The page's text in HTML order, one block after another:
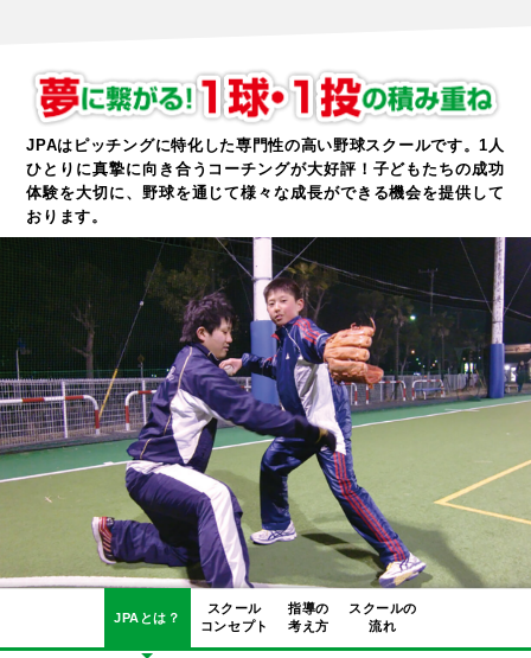
JPAはピッチングに特化した専門性の高い野球スクールです。1人
ひとりに真摯に向き合うコーチングが大好評！子どもたちの成功
体験を大切に、野球を通じて様々な成長ができる機会を提供して
おります。
JPAとは？
スクール
コンセプト
指導の
考え方
スクールの
流れ